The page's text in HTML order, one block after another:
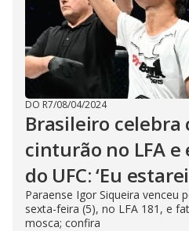
DO R7/08/04/2024
Brasileiro
cinturão no LFA
do UFC: ‘Eu
Paraense Igor Siqueira venceu
sexta-feira (5), no LFA 181, e
mosca; confira